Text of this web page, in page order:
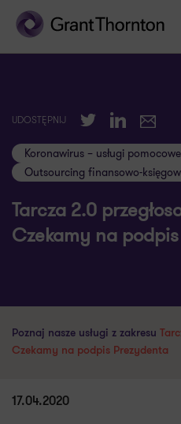
UDOSTĘPNIJ TwitterLinkedIn
E-mail
Koronawirus – usługi pomocowe
Outsourcing finansowo-
Tarcza 2.0
Czekamy na
Poznaj nasze usługi z zakresu
Czekamy na podpis Prezydenta
17.04.2020